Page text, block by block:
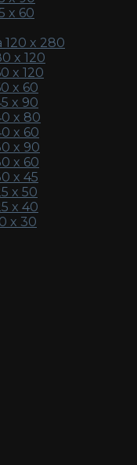
x 60
x 280
x 120
x 120
x 60
x 90
x 80
x 60
x 90
x 60
x 45
x 50
x 40
x 30